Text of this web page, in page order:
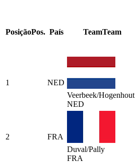
PosiçãoPos. País TeamTeam
1
NED
Veerbeek/Hogenhout
NED
2
FRA
Duval/Pally
FRA